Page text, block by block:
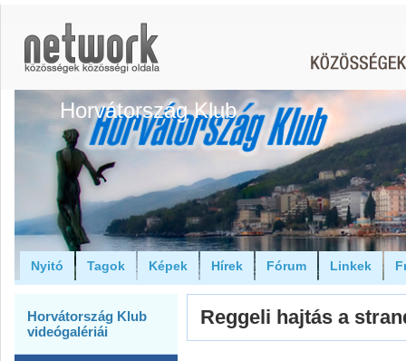
Horvátország Klub
Nyitó Tagok Képek Hírek Fórum Linkek
Horvátország Klub
videógalériái
Reggeli hajtás a